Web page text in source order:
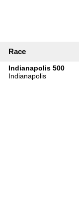
Race
Indianapolis 500
Indianapolis